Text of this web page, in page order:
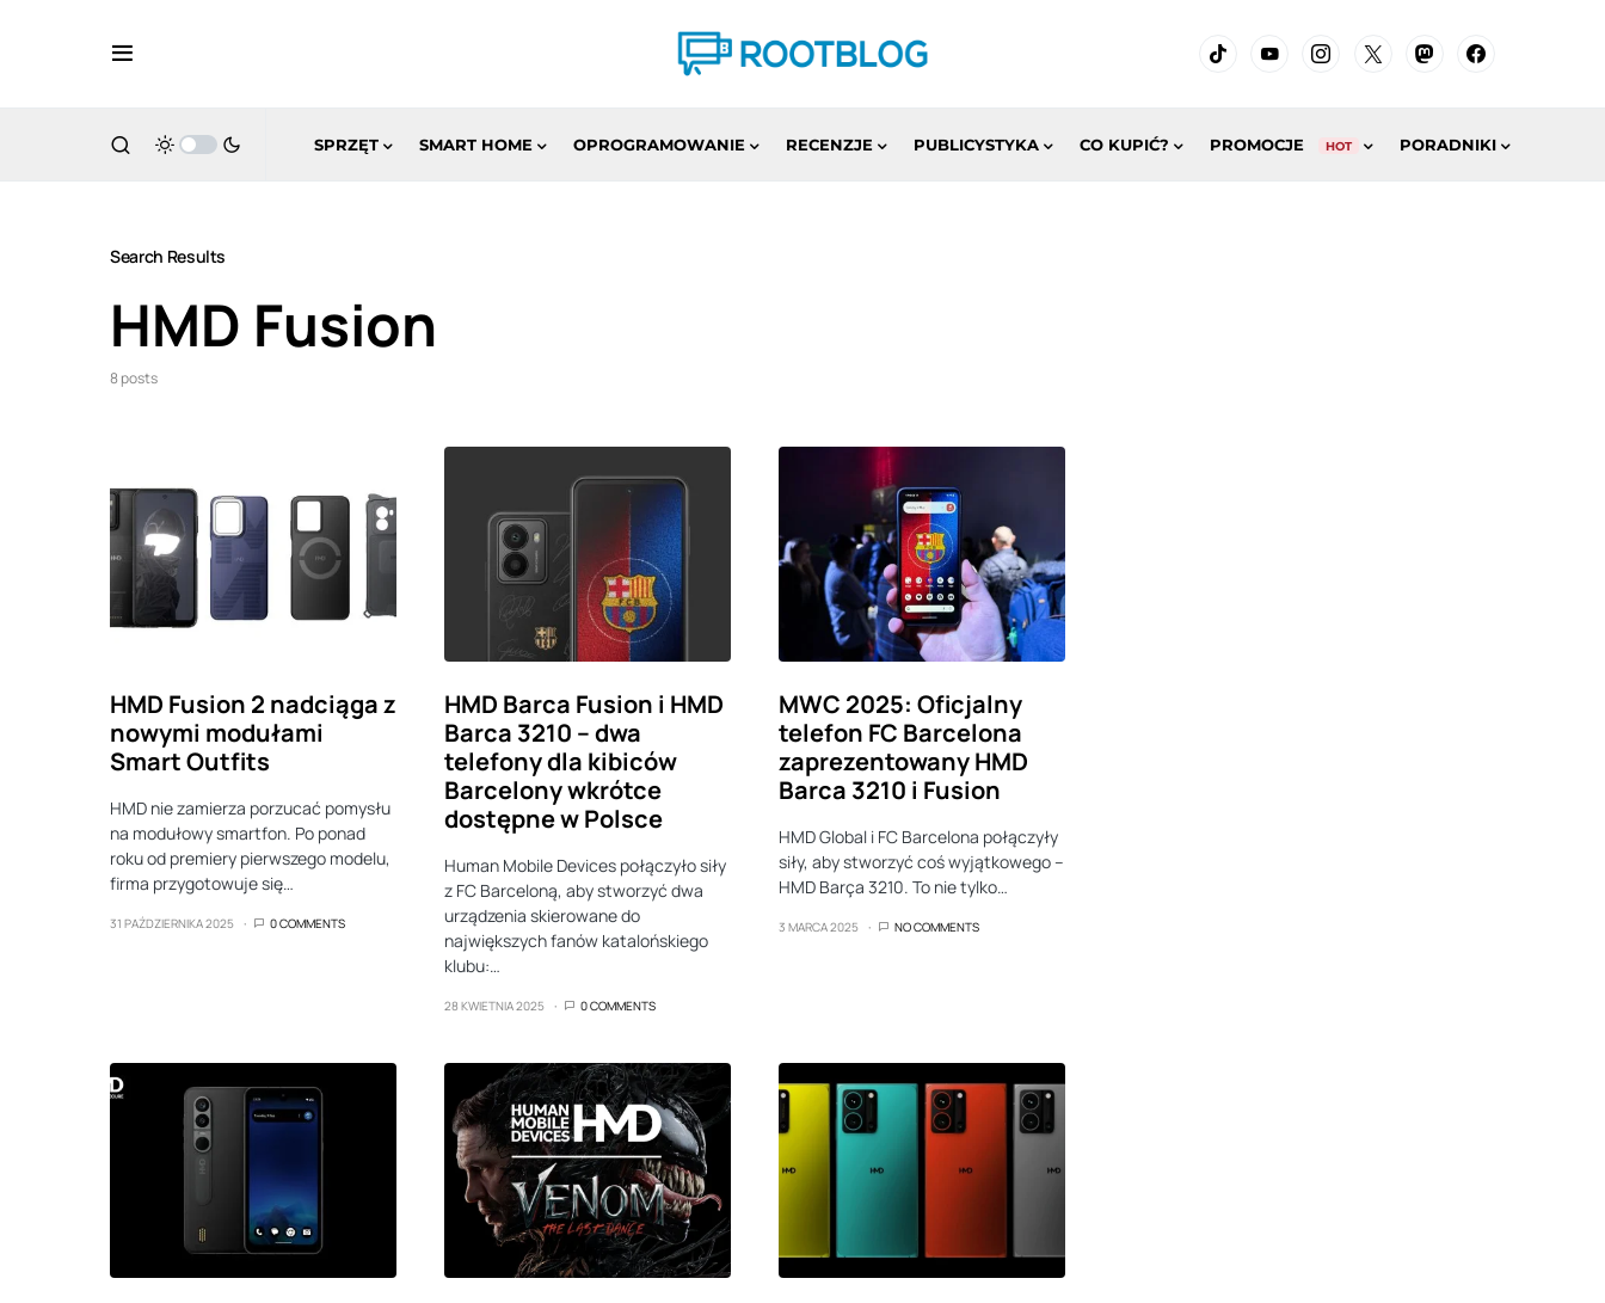
SPRZĘT SMART HOME OPROGRAMOWANIE RECENZJE PUBLICYSTYKA CO KUPIĆ? PROMOCJE HOT PORADNIKI
Search Results
HMD Fusion
8 posts
HMD Fusion 2 nadciąga z
nowymi modułami
Smart Outfits
HMD nie zamierza porzucać pomysłu
na modułowy smartfon. Po ponad
roku od premiery pierwszego modelu,
firma przygotowuje się…
31 PAŹDZIERNIKA 2025 0 COMMENTS
HMD Barca Fusion i HMD
Barca 3210 – dwa
telefony dla kibiców
Barcelony wkrótce
dostępne w Polsce
Human Mobile Devices połączyło siły
z FC Barceloną, aby stworzyć dwa
urządzenia skierowane do
największych fanów katalońskiego
klubu:…
28 KWIETNIA 2025 0 COMMENTS
MWC 2025: Oficjalny
telefon FC Barcelona
zaprezentowany HMD
Barca 3210 i Fusion
HMD Global i FC Barcelona połączyły
siły, aby stworzyć coś wyjątkowego –
HMD Barça 3210. To nie tylko…
3 MARCA 2025 NO COMMENTS